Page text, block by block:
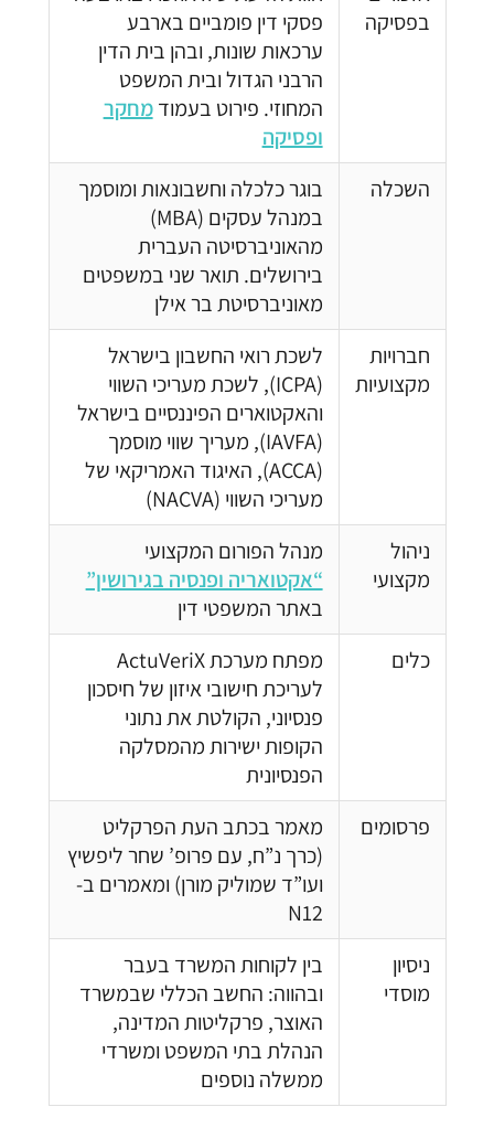
בפסיקה
פסקי דין פומביים בארבע
ערכאות שונות, ובהן בית הדין
הרבני הגדול ובית המשפט
המחוזי. פירוט בעמודמחקר
ופסיקה
השכלה
בוגר כלכלה וחשבונאות ומוסמך
במנהל עסקים (MBA)
מהאוניברסיטה העברית
בירושלים. תואר שני במשפטים
מאוניברסיטת בר אילן
חברויות
מקצועיות
לשכת רואי החשבון בישראל
(ICPA), לשכת מעריכי השווי
והאקטוארים הפיננסיים בישראל
(IAVFA), מעריך שווי מוסמך
(ACCA), האיגוד האמריקאי של
מעריכי השווי (NACVA)
ניהול
מקצועי
מנהל הפורום המקצועי
“אקטואריה ופנסיה בגירושין”
באתר המשפטי דין
כלים
מפתח מערכת ActuVeriX
לעריכת חישובי איזון של חיסכון
פנסיוני, הקולטת את נתוני
הקופות ישירות מהמסלקה
הפנסיונית
פרסומים
מאמר בכתב העת הפרקליט
(כרך נ”ח, עם פרופ’ שחר ליפשיץ
ועו”ד שמוליק מורן) ומאמרים ב-
N12
ניסיון
מוסדי
בין לקוחות המשרד בעבר
ובהווה: החשב הכללי שבמשרד
האוצר, פרקליטות המדינה,
הנהלת בתי המשפט ומשרדי
ממשלה נוספים